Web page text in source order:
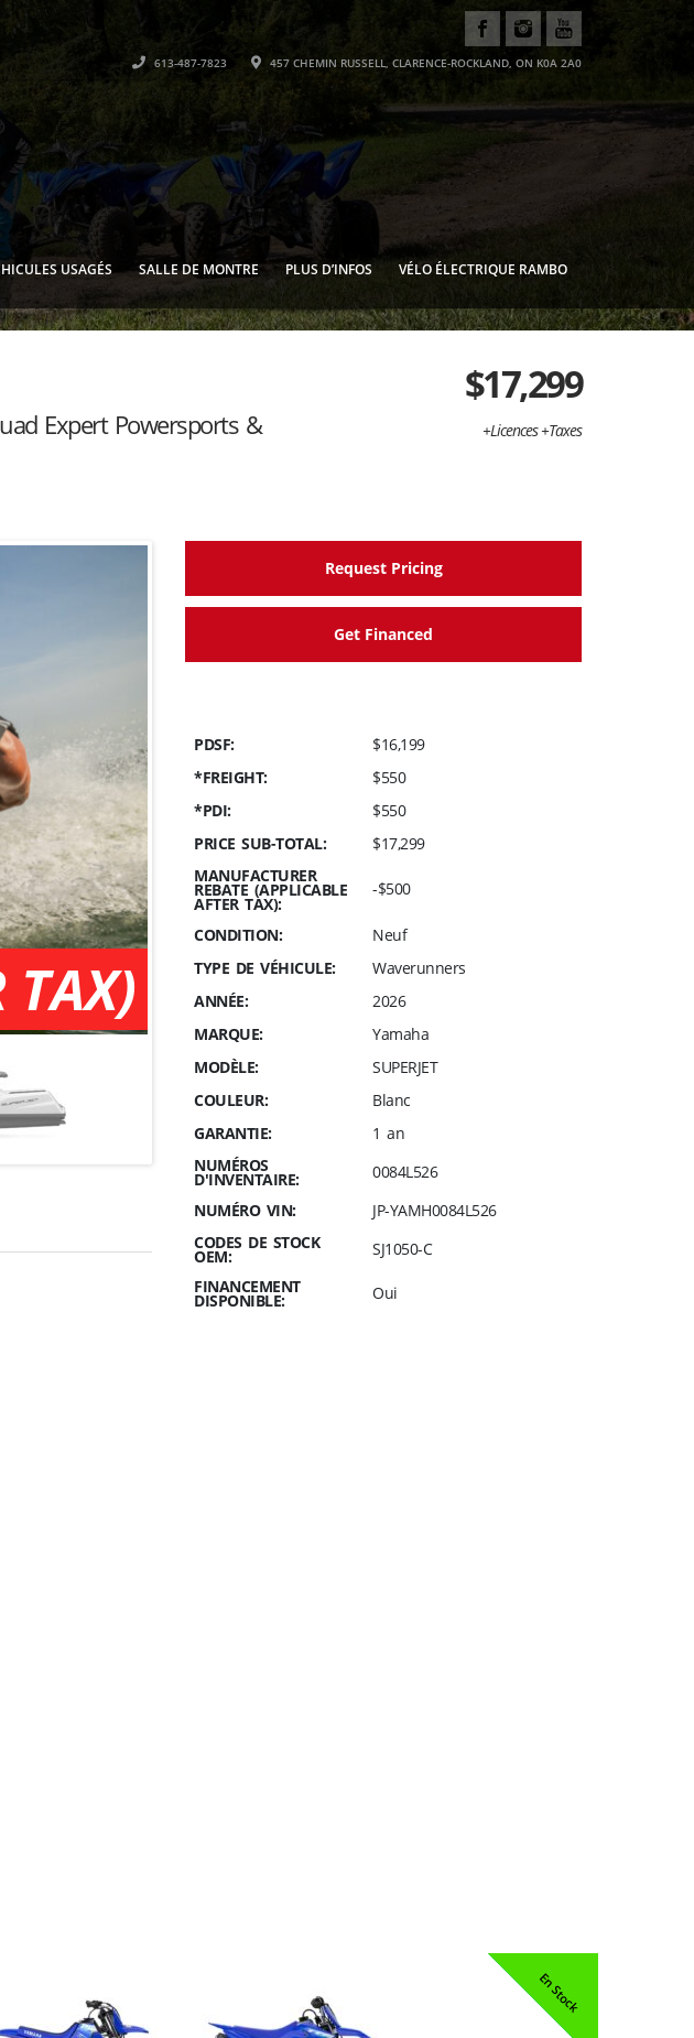
613-487-7823 457 CHEMIN RUSSELL, CLARENCE-ROCKLAND, ON K0A 2A0
USAGÉS SALLE DE MONTRE PLUS D’INFOS VÉLO ÉLECTRIQUE RAMBO
Expert Powersports &
$17,299
+Licences +Taxes
TAX)
Request Pricing
Get Financed
PDSF:
$16,199
*FREIGHT:
$550
*PDI:
$550
PRICE SUB-TOTAL:
$17,299
MANUFACTURER
REBATE (APPLICABLE
AFTER TAX):
-$500
CONDITION:
Neuf
TYPE DE VÉHICULE:
Waverunners
ANNÉE:
2026
MARQUE:
Yamaha
MODÈLE:
SUPERJET
COULEUR:
Blanc
GARANTIE:
1 an
NUMÉROS
D'INVENTAIRE:
0084L526
NUMÉRO VIN:
JP-YAMH0084L526
CODES DE STOCK
OEM:
SJ1050-C
FINANCEMENT
DISPONIBLE: Oui
En Stock
On Sale!
En Stock
Arrive Bientôt!
Arrive Bientôt!
Arrive Bientôt!
Arrive Bientôt!
En Stock
Arrive Bientôt!
En Stock